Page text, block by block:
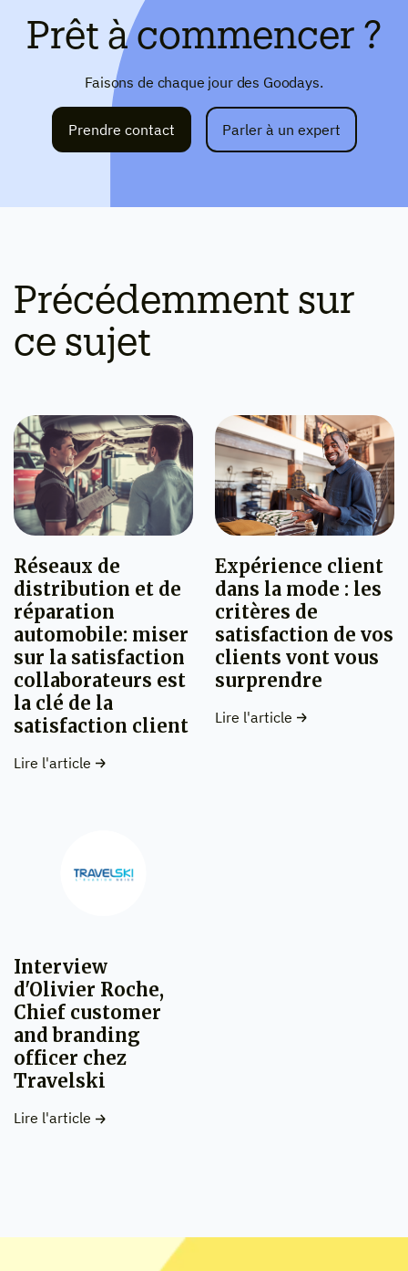
Prêt à commencer ?
Faisons de chaque jour des Goodays.
Prendre contact Parler à un expert
Précédemment sur
ce sujet
Réseaux de
distribution et de
réparation
automobile: miser
sur la satisfaction
collaborateurs est
la clé de la
satisfaction client
Lire l'article
Expérience client
dans la mode : les
critères de
satisfaction de vos
clients vont vous
surprendre
Lire l'article
Interview
d'Olivier Roche,
Chief customer
and branding
officer chez
Travelski
Lire l'article